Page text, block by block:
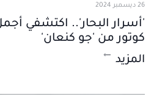
26 ديسمبر 2024
'أسرار البحار'.. اكتشفي
كوتور من 'جو كنعان'
المزيد